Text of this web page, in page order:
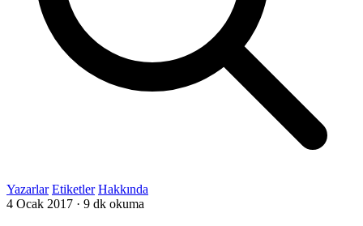
Yazarlar Etiketler Hakkında
4 Ocak 2017 · 9 dk okuma